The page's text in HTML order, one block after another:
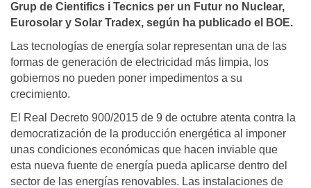
Grup de Cientifics i Tecnics per un Futur no Nuclear,
Eurosolar y Solar Tradex, según ha publicado el BOE.
Las tecnologías de energía solar representan una de las
formas de generación de electricidad más limpia, los
gobiernos no pueden poner impedimentos a su
crecimiento.
El Real Decreto 900/2015 de 9 de octubre atenta contra la
democratización de la producción energética al imponer
unas condiciones económicas que hacen inviable que
esta nueva fuente de energía pueda aplicarse dentro del
sector de las energías renovables. Las instalaciones de